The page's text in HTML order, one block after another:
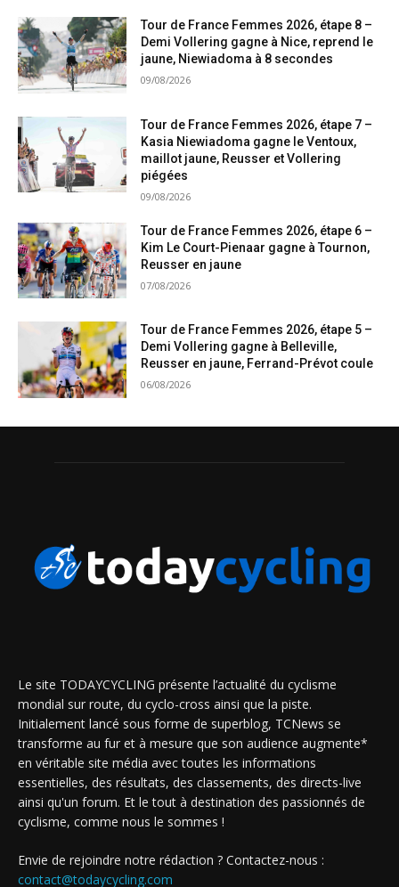
Tour de France Femmes 2026, étape 8 –
Demi Vollering gagne à Nice, reprend le
jaune, Niewiadoma à 8 secondes
09/08/2026
Tour de France Femmes 2026, étape 7 –
Kasia Niewiadoma gagne le Ventoux,
maillot jaune, Reusser et Vollering
piégées
09/08/2026
Tour de France Femmes 2026, étape 6 –
Kim Le Court-Pienaar gagne à Tournon,
Reusser en jaune
07/08/2026
Tour de France Femmes 2026, étape 5 –
Demi Vollering gagne à Belleville,
Reusser en jaune, Ferrand-Prévot coule
06/08/2026
Le site TODAYCYCLING présente l’actualité du cyclisme
mondial sur route, du cyclo-cross ainsi que la piste.
Initialement lancé sous forme de superblog, TCNews se
transforme au fur et à mesure que son audience augmente*
en véritable site média avec toutes les informations
essentielles, des résultats, des classements, des directs-live
ainsi qu'un forum. Et le tout à destination des passionnés de
cyclisme, comme nous le sommes !
Envie de rejoindre notre rédaction ? Contactez-nous :
contact@todaycycling.com